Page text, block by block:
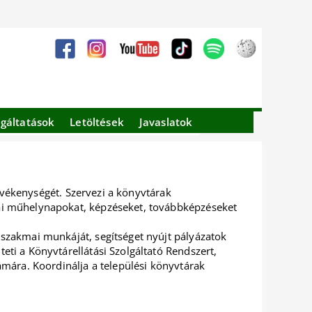
Letöltések Javaslatok
Szervezi a könyvtárak
képzéseket, továbbképzéseket
munkáját, segítséget nyújt pályázatok
a Könyvtárellátási Szolgáltató Rendszert,
Koordinálja a települési könyvtárak